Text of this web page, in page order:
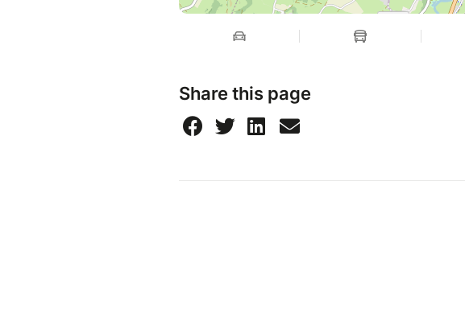
Share this page